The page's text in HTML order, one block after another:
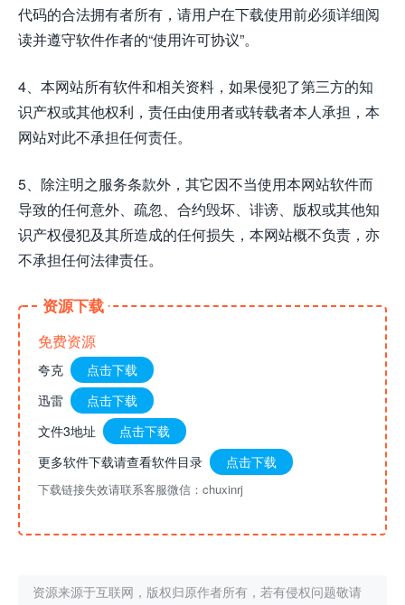
代码的合法拥有者所有，请用户在下载使用前必须详细阅
读并遵守软件作者的“使用许可协议”。
4、本网站所有软件和相关资料，如果侵犯了第三方的知
识产权或其他权利，责任由使用者或转载者本人承担，本
网站对此不承担任何责任。
5、除注明之服务条款外，其它因不当使用本网站软件而
导致的任何意外、疏忽、合约毁坏、诽谤、版权或其他知
识产权侵犯及其所造成的任何损失，本网站概不负责，亦
不承担任何法律责任。
资源下载
免费资源
夸克
点击下载
迅雷
点击下载
文件3地址
点击下载
更多软件下载请查看软件目录
点击下载
下载链接失效请联系客服微信：chuxinrj
资源来源于互联网，版权归原作者所有，若有侵权问题敬请